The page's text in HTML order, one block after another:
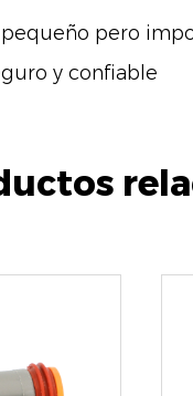
pequeño pero
y confiable